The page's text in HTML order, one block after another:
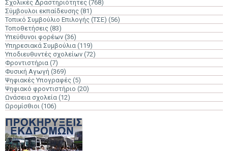
Σχολικές Δραστηριότητες (768)
Σύμβουλοι εκπαίδευσης (81)
Τοπικό Συμβούλιο Επιλογής (ΤΣΕ) (56)
Τοποθετήσεις (83)
Υπεύθυνοι φορέων (36)
Υπηρεσιακά Συμβούλια (119)
Υποδιευθυντές σχολείων (72)
Φροντιστήρια (7)
Φυσική Αγωγή (369)
Ψηφιακές Υπογραφές (5)
Ψηφιακό φροντιστήριο (20)
Ωνάσεια σχολεία (12)
Ωρομίσθιοι (106)